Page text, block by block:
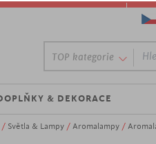
/ Světla & Lampy / Aromalampy /
TOP kategorie
& DEKORACE